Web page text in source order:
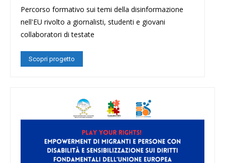
Percorso formativo sui temi della disinformazione
nell'EU rivolto a giornalisti, studenti e giovani
collaboratori di testate
Scopri progetto